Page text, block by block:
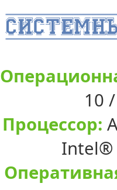
10
Процессор:
Intel®